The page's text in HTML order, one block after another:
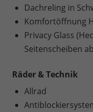
Dachreling in
Komfortöffnung
Privacy Glass
Seitenscheiben
Räder & Technik
Allrad